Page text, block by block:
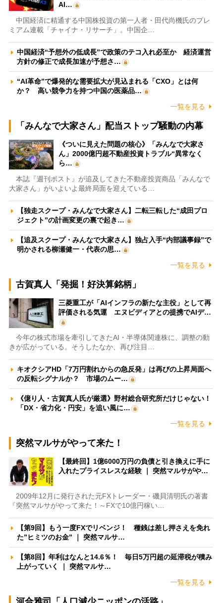
AI…
中国経済に精通する中国株投資の第一人者・田代尚機氏のプレ
ミアム連載「チャイナ・リサーチ」。中国企…
中国経済“予想外の低成長”で政策のテコ入れ必至か 経済運営
方針の修正で成長加速が予想さ…
“AI革命”で爆発的な需要拡大が見込まれる「CXO」とは何
か？ 高い競争力を持つ中国の医薬品…
一覧を見る
「みんなで大家さん」配当ストップ騒動の内幕
《ついに見えた問題の核心》「みんなで大家さ
ん」2000億円超不動産投資トラブル“異常なく
ら…
本誌『週刊ポスト』が追及してきた不動産投資商品「みんなで
大家さん」がいよいよ最終局面を迎えている…
【独走スクープ・みんなで大家さん】二転三転した“成田プロ
ジェクト”の計画変更の裏で起き…
【追及スクープ・みんなで大家さん】独占入手“内部議事録”で
明かされる柳瀬健一・代表の思…
一覧を見る
古賀真人「発掘！好決算銘柄」
三菱重工が「AIインフラの新たな主役」として再
評価される気運 エヌビディアとの提携でAIデ…
今年の株式市場を牽引してきたAI・半導体関連株に、調整の動
きが広がっている。そうしたなか、再び注目…
キオクシアHD「7万円割れからの急反発」は再びの上昇局面へ
の反転シグナルか？ 市場のムー…
《億り人・古賀真人氏が厳選》野村総合研究所だけじゃない！
「DX・省力化・円安」を追い風に…
一覧を見る
突然マルサがやって来た！
【最終回】1億6000万円の負債と引き換えに手に
入れたプライスレスな経験 ｜ 突然マルサがや…
2009年12月に発行された元FXトレーダー・磯貝清明氏の著書
『突然マルサがやって来た！～FXで10億円稼い…
【第9回】もう一度FXでリベンジ！ 種銭は差し押さえを免れ
た”ヒミツのお金” ｜ 突然マルサ…
【第8回】年利はなんと14.6％！ 毎日5万円超の延滞税が積み
上がっていく ｜ 突然マルサ…
一覧を見る